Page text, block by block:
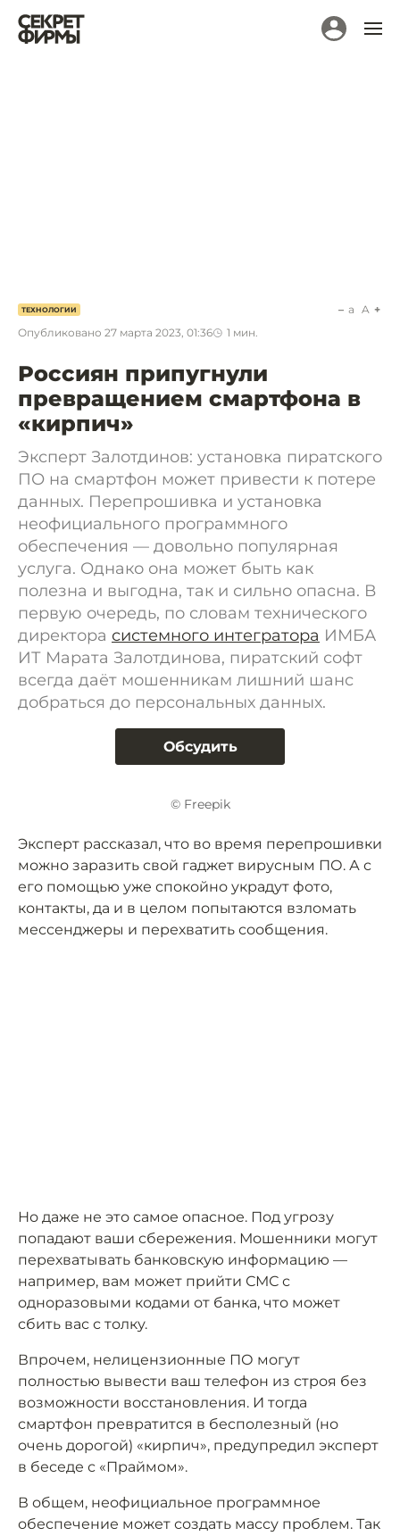
ТЕХНОЛОГИИ
Опубликовано 27 марта 2023, 01:36 1 мин.
a A
Россиян припугнули
превращением смартфона в
«кирпич»
Эксперт Залотдинов: установка пиратского
ПО на смартфон может привести к потере
данных. Перепрошивка и установка
неофициального программного
обеспечения — довольно популярная
услуга. Однако она может быть как
полезна и выгодна, так и сильно опасна. В
первую очередь, по словам технического
директора системного интегратора ИМБА
ИТ Марата Залотдинова, пиратский софт
всегда даёт мошенникам лишний шанс
добраться до персональных данных.
Обсудить
© Freepik
Эксперт рассказал, что во время перепрошивки
можно заразить свой гаджет вирусным ПО. А с
его помощью уже спокойно украдут фото,
контакты, да и в целом попытаются взломать
мессенджеры и перехватить сообщения.
Но даже не это самое опасное. Под угрозу
попадают ваши сбережения. Мошенники могут
перехватывать банковскую информацию —
например, вам может прийти СМС с
одноразовыми кодами от банка, что может
сбить вас с толку.
Впрочем, нелицензионные ПО могут
полностью вывести ваш телефон из строя без
возможности восстановления. И тогда
смартфон превратится в бесполезный (но
очень дорогой) «кирпич», предупредил эксперт
в беседе с «Праймом».
В общем, неофициальное программное
обеспечение может создать массу проблем. Так